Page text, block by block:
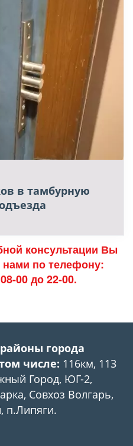
в тамбурную
консультации Вы
00 до 22-00.
города
числе: 116км, 113
Город, ЮГ-2,
Совхоз Волгарь,
п.Липяги.